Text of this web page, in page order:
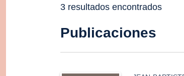
3 resultados encontrados
Publicaciones